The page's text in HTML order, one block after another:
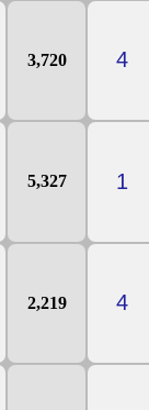
4
3,720
1
5,327
4
2,219